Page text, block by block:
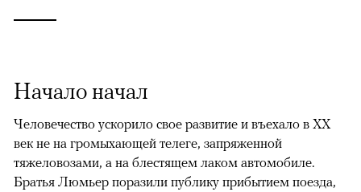
Начало начал
Человечество ускорило свое развитие и въехало в XX
век не на громыхающей телеге, запряженной
тяжеловозами, а на блестящем лаком автомобиле.
Братья Люмьер поразили публику прибытием поезда,